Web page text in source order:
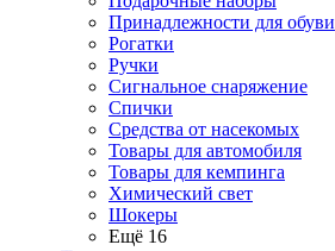
Принадлежности для обуви
Рогатки
Ручки
Сигнальное снаряжение
Спички
Средства от насекомых
Товары для автомобиля
Товары для кемпинга
Химический свет
Шокеры
Ещё 16